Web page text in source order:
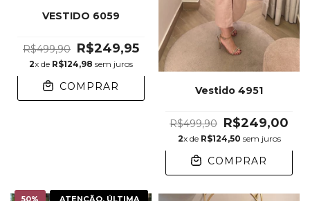
VESTIDO 6059
R$499,90 R$249,95
2x de R$124,98 sem juros
COMPRAR Vestido 4951
R$499,90 R$249,00
2x de R$124,50 sem juros
COMPRAR
50% ATENÇÃO, ÚLTIMA